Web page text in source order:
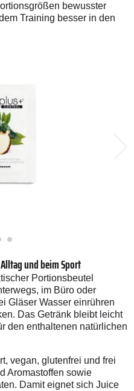
bewusster
Training besser in den
und beim Sport
Portionsbeutel
im Büro oder
Gläser Wasser einrühren
Das Getränk bleibt leicht
den enthaltenen natürlichen
vegan, glutenfrei und frei
Aromastoffen sowie
Damit eignet sich Juice